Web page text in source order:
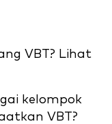
VBT? Lihat
kelompok
VBT?